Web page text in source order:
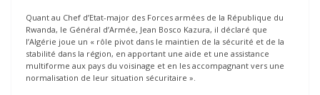
Quant au Chef d’Etat-major des Forces armées de la République du
Rwanda, le Général d’Armée, Jean Bosco Kazura, il déclaré que
l’Algérie joue un « rôle pivot dans le maintien de la sécurité et de la
stabilité dans la région, en apportant une aide et une assistance
multiforme aux pays du voisinage et en les accompagnant vers une
normalisation de leur situation sécuritaire ».